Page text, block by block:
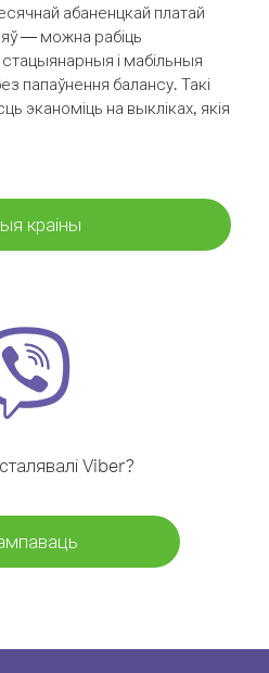
абаненцкай платай
— можна рабіць
і мабільныя
папаўнення балансу. Такі
эканоміць на выкліках, якія
краіны
Viber?